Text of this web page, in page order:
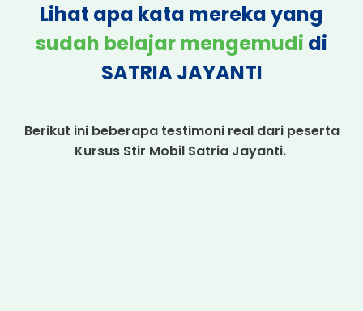
Lihat apa kata mereka yang
sudah belajar mengemudi di
SATRIA JAYANTI
Berikut ini beberapa testimoni real dari peserta
Kursus Stir Mobil Satria Jayanti.